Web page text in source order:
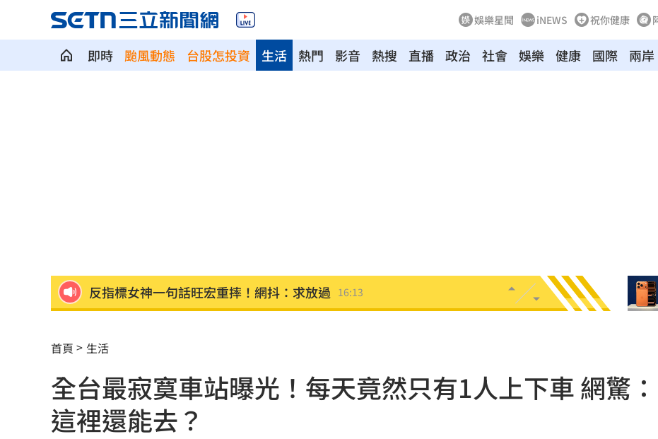
娛樂星聞 iNEWS 祝你健康
即時 颱風動態 台股怎投資 熱門 影音 熱搜 直播 政治 社會 娛樂
生活 健康 國際 兩岸
反指標女神一句話旺宏重摔！網抖：求放過 16:13
吉安鄉公所副主任酒駕 突開車門害摔車
前員工虐殺董座封屍 他見煞：有冤屈在哭 16:11
白推交通罰款專用公投！綠：可直接處理
首頁 生活
全台最寂寞車站曝光！每天竟然只有1人上下車 網驚：
這裡還能去？